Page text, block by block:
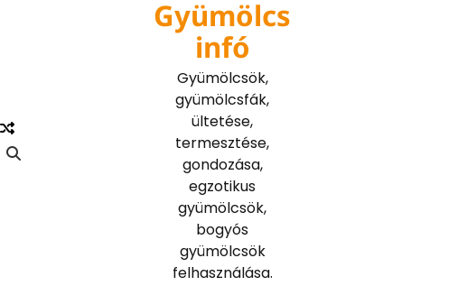
Gyümölcs
infó
Gyümölcsök,
gyümölcsfák,
ültetése,
termesztése,
gondozása,
egzotikus
gyümölcsök,
bogyós
gyümölcsök
felhasználása.